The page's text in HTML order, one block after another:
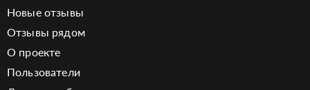
Новые отзывы
Отзывы рядом
О проекте
Пользователи